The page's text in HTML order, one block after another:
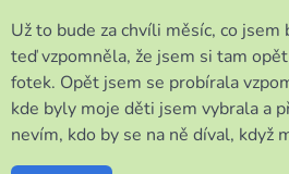
Už to bude za chvíli měsíc, co jsem
teď vzpomněla, že jsem si tam
fotek. Opět jsem se probírala
kde byly moje děti jsem vybrala a
nevím, kdo by se na ně díval, když